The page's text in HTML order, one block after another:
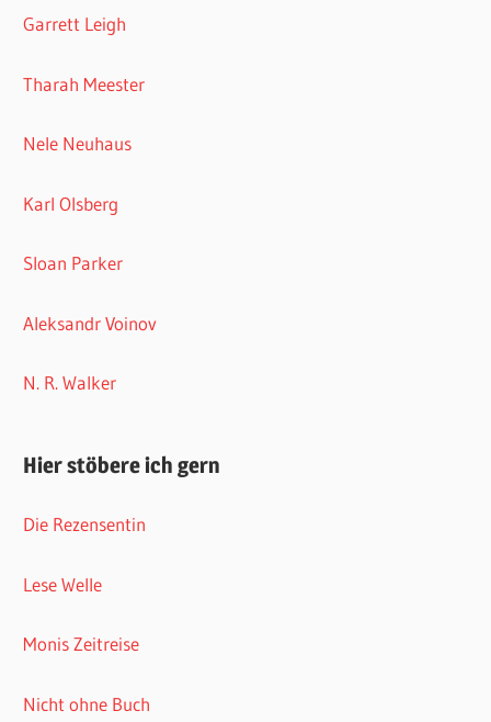
Garrett Leigh
Tharah Meester
Nele Neuhaus
Karl Olsberg
Sloan Parker
Aleksandr Voinov
N. R. Walker
Hier stöbere ich gern
Die Rezensentin
Lese Welle
Monis Zeitreise
Nicht ohne Buch